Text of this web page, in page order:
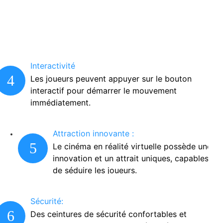
4
Interactivité
Les joueurs peuvent appuyer sur le bouton
interactif pour démarrer le mouvement
immédiatement.
5
Attraction innovante :
Le cinéma en réalité virtuelle possède une
innovation et un attrait uniques, capables
de séduire les joueurs.
6
Sécurité:
Des ceintures de sécurité confortables et